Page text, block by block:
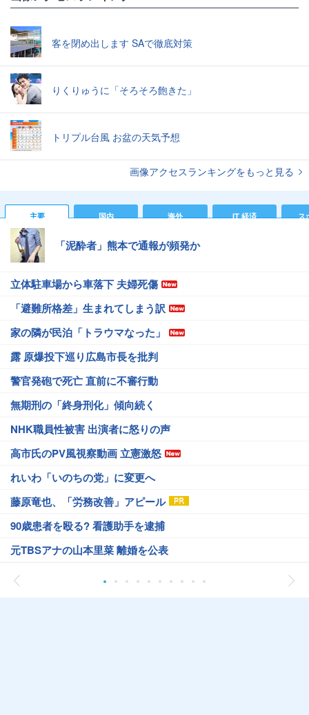
客を閉め出します SAで徹底対策
りくりゅうに「そろそろ飽きた」
トリプル台風 お盆の天気予想
画像アクセスランキングをもっと見る
主要 国内 海外 IT 経済 ス
「泥酔者」熊本で通報が頻発か
立体駐車場から車落下 夫婦死傷
「避難所格差」生まれてしまう訳
家の隣が民泊「トラウマなった」
露 原爆投下巡り広島市長を批判
警官発砲で死亡 直前に不審行動
無期刑の「終身刑化」傾向続く
NHK職員性被害 出演者に怒りの声
高市氏のPV風視察動画 立憲激怒
れいわ「いのちの党」に変更へ
藤原竜也、「労務改善」アピール
90歳患者を殴る? 看護助手を逮捕
元TBSアナの山本里菜 離婚を公表